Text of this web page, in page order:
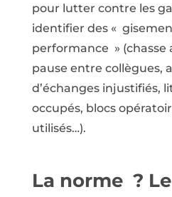
pour lutter contre les
identifier des «
performance » (chasse
pause entre collègues,
d’échanges injustifiés,
occupés, blocs
utilisés…).
La norme ?